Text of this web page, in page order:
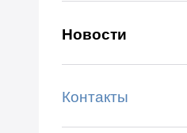
Новости
Контакты